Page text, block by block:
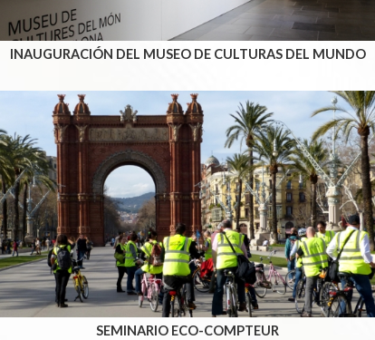
INAUGURACIÓN DEL MUSEO DE CULTURAS DEL MUNDO
SEMINARIO ECO-COMPTEUR